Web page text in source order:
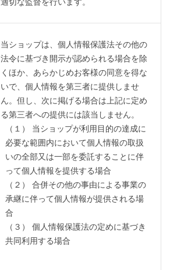
当ショップは、個人情報保護法その他の
法令に基づき開示が認められる場合を除
くほか、あらかじめお客様の同意を得な
いで、個人情報を第三者に提供しませ
ん。但し、次に掲げる場合は上記に定め
る第三者への提供には該当しません。
（１） 当ショップが利用目的の達成に
必要な範囲内において個人情報の取扱
いの全部又は一部を委託することに伴
って個人情報を提供する場合
（２） 合併その他の事由による事業の
承継に伴って個人情報が提供される場
合
（３） 個人情報保護法の定めに基づき
共同利用する場合